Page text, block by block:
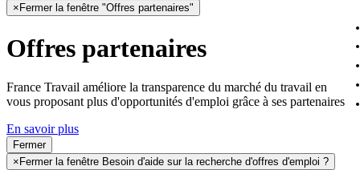
× Fermer la fenêtre "Offres partenaires"
Offres partenaires
France Travail améliore la transparence du marché du travail en
vous proposant plus d'opportunités d'emploi grâce à ses partenaires
En savoir plus
Fermer
× Fermer la fenêtre Besoin d'aide sur la recherche d'offres d'emploi ?